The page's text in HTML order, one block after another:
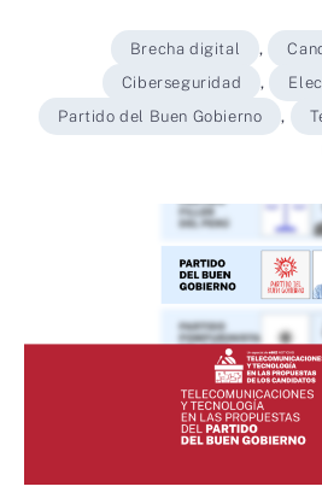
Brecha digital ,
Ciberseguridad
,
Partido del Buen Gobierno
,